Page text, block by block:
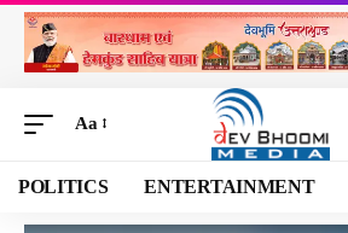
Aa
POLITICS ENTERTAINMENT